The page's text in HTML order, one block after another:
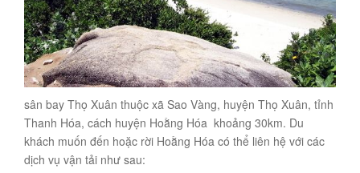
sân bay Thọ Xuân thuộc xã Sao Vàng, huyện Thọ Xuân, tỉnh
Thanh Hóa, cách huyện Hoằng Hóa khoảng 30km. Du
khách muốn đến hoặc rời Hoằng Hóa có thể liên hệ với các
dịch vụ vận tải như sau: